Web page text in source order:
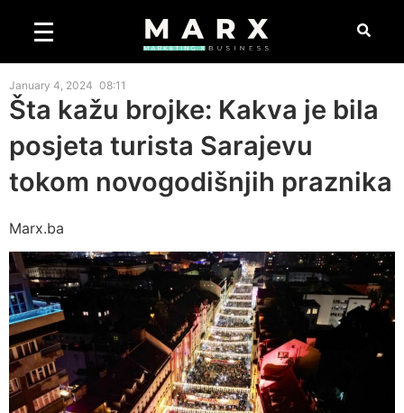
January 4, 2024 08:11
Šta kažu brojke: Kakva je bila
posjeta turista Sarajevu
tokom novogodišnjih praznika
Marx.ba